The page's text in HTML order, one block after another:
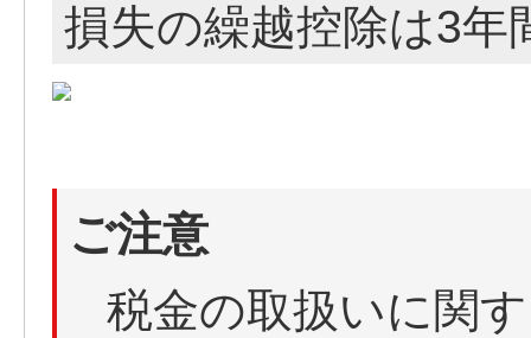
損失の繰越控除は3年
ご注意
税金の取扱いに関